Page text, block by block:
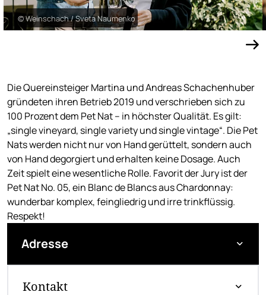
© Weinschach / Sveta Naumenko
Die Quereinsteiger Martina und Andreas Schachenhuber
gründeten ihren Betrieb 2019 und verschrieben sich zu
100 Prozent dem Pet Nat – in höchster Qualität. Es gilt:
„single vineyard, single variety und single vintage“. Die Pet
Nats werden nicht nur von Hand gerüttelt, sondern auch
von Hand degorgiert und erhalten keine Dosage. Auch
Zeit spielt eine wesentliche Rolle. Favorit der Jury ist der
Pet Nat No. 05, ein Blanc de Blancs aus Chardonnay:
wunderbar komplex, feingliedrig und irre trinkflüssig.
Respekt!
Adresse
Kontakt